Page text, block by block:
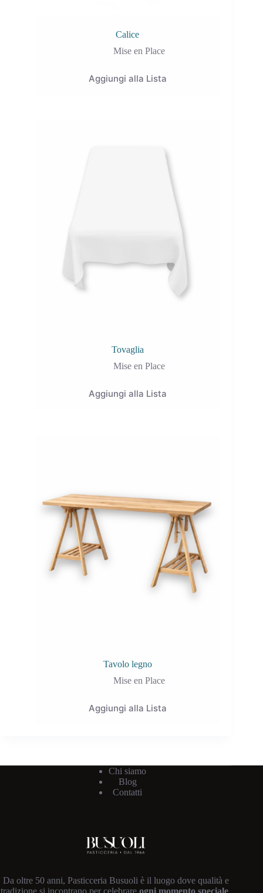
Calice
Mise en Place
Aggiungi alla Lista
Tovaglia
Mise en Place
Aggiungi alla Lista
Tavolo legno
Mise en Place
Aggiungi alla Lista
Chi siamo
Blog
Contatti
Da oltre 50 anni, Pasticceria Busuoli è il luogo dove qualità e
tradizione si incontrano per celebrareogni momento speciale